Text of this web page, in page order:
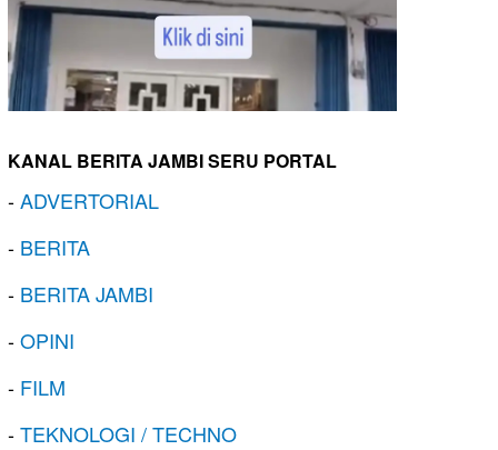
KANAL BERITA JAMBI SERU PORTAL
-ADVERTORIAL
- BERITA
- BERITA JAMBI
-OPINI
- FILM
-TEKNOLOGI / TECHNO